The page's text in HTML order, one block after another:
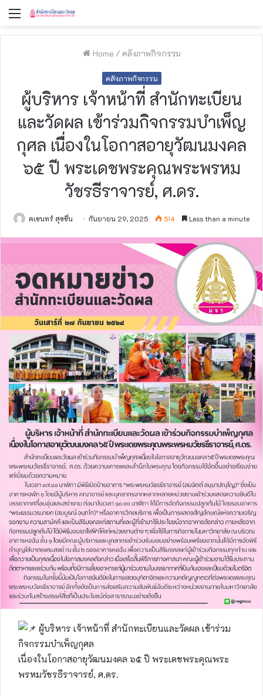
Menu
Home / คลังภาพกิจกรรม
คลังภาพกิจกรรม
ผู้บริหาร เจ้าหน้าที่ สำนักทะเบียน
และวัดผล เข้าร่วมกิจกรรมบำเพ็ญ
กุศล เนื่องในโอกาสอายุวัฒนมงคล
๖๕ ปี พระเดชพระคุณพระพรหม
วัชรธีราจารย์, ศ.ดร.
คเชนทร์ สุขชื่น กันยายน 29, 2025 514 Less than a minute
ผู้บริหาร เจ้าหน้าที่ สำนักทะเบียนและวัดผล เข้าร่วม
กิจกรรมบำเพ็ญกุศล
เนื่องในโอกาสอายุวัฒนมงคล ๖๕ ปี พระเดชพระคุณพระ
พรหมวัชรธีราจารย์, ศ.ดร.